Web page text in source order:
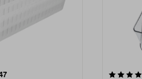
recensioner
5 stjärnor